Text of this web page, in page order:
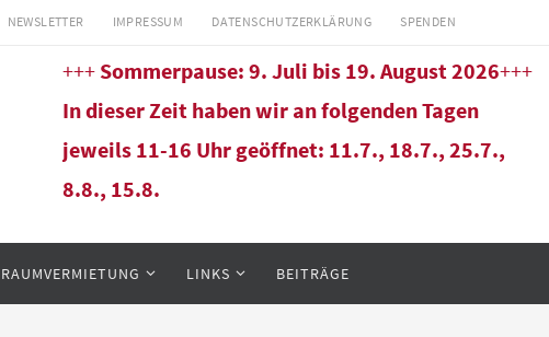
NEWSLETTER IMPRESSUM DATENSCHUTZERKLÄRUNG SPENDEN
+++ Sommerpause: 9. Juli bis 19. August 2026+++
In dieser Zeit haben wir an folgenden Tagen
jeweils 11-16 Uhr geöffnet: 11.7., 18.7., 25.7.,
8.8., 15.8.
RAUMVERMIETUNG LINKS BEITRÄGE